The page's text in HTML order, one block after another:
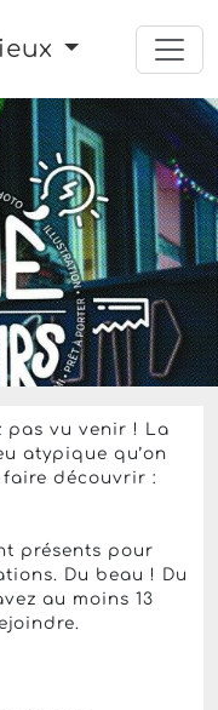
rue dessin
à 19h
-
par
pas vu venir ! La
atypique qu’on
faire découvrir :
présents pour
Du beau ! Du
au moins 13